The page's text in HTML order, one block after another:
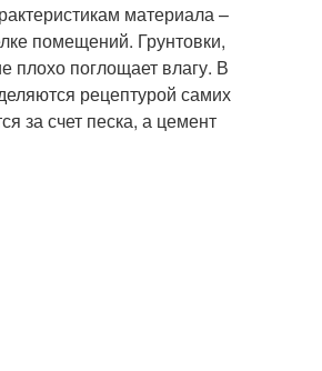
материала –
помещений. Грунтовки,
плохо поглощает влагу. В
рецептурой самих
за счет песка, а цемент